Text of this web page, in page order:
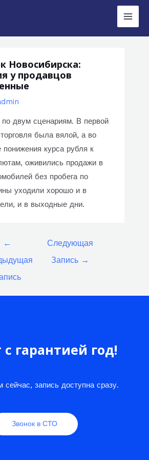
Main
Новосибирска:
у продавцов
двум сценариям. В первой
была вялой, а во
понижения курса рубля к
оживились продажи в
без пробега по
уходили хорошо и в
и в выходные дни.
←
Следующая
Запись →
гарантией год!
сейчас, запись доступна сразу.
Звонок в СТО